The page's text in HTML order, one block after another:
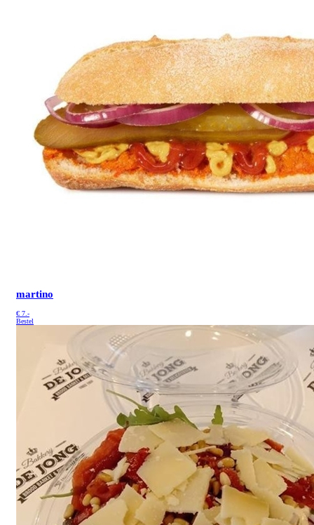
martino
€ 7.-
Bestel